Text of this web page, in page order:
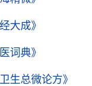
大成》
词典》
生总微论方》